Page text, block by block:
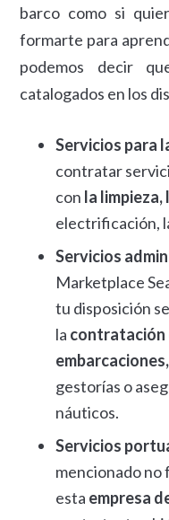
barco como si
formarte para
podemos decir
catalogados en los
Servicios para
contratar
con la
electrificación,
Servicios
Marketplace
tu disposición
la contratación
embarcaciones,
gestorías o
náuticos.
Servicios
mencionado no
esta empresa